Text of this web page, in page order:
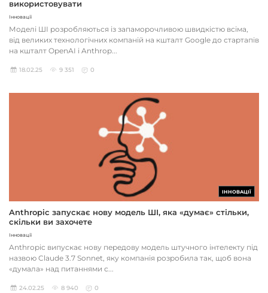
використовувати
Інновації
Моделі ШІ розробляються із запаморочливою швидкістю всіма,
від великих технологічних компаній на кшталт Google до стартапів
на кшталт OpenAI і Anthrop...
18.02.25 9 351 0
ІННОВАЦІЇ
Anthropic запускає нову модель ШІ, яка «думає» стільки,
скільки ви захочете
Інновації
Anthropic випускає нову передову модель штучного інтелекту під
назвою Claude 3.7 Sonnet, яку компанія розробила так, щоб вона
«думала» над питаннями с...
24.02.25 8 940 0